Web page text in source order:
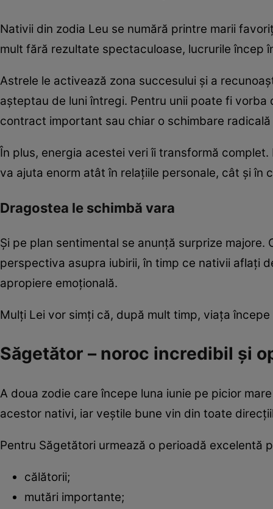
Nativii din zodia Leu se numără printre marii
mult fără rezultate spectaculoase, lucrurile încep
Astrele le activează zona succesului și a
așteptau de luni întregi. Pentru unii poate fi
contract important sau chiar o schimbare
În plus, energia acestei veri îi transformă
va ajuta enorm atât în relațiile personale, cât și în
Dragostea le schimbă vara
Și pe plan sentimental se anunță surprize
perspectiva asupra iubirii, în timp ce nativii aflați
apropiere emoțională.
Mulți Lei vor simți că, după mult timp, viața
Săgetător – noroc incredibil și
A doua zodie care începe luna iunie pe picior
acestor nativi, iar veștile bune vin din toate
Pentru Săgetători urmează o perioadă excelentă
călătorii;
mutări importante;